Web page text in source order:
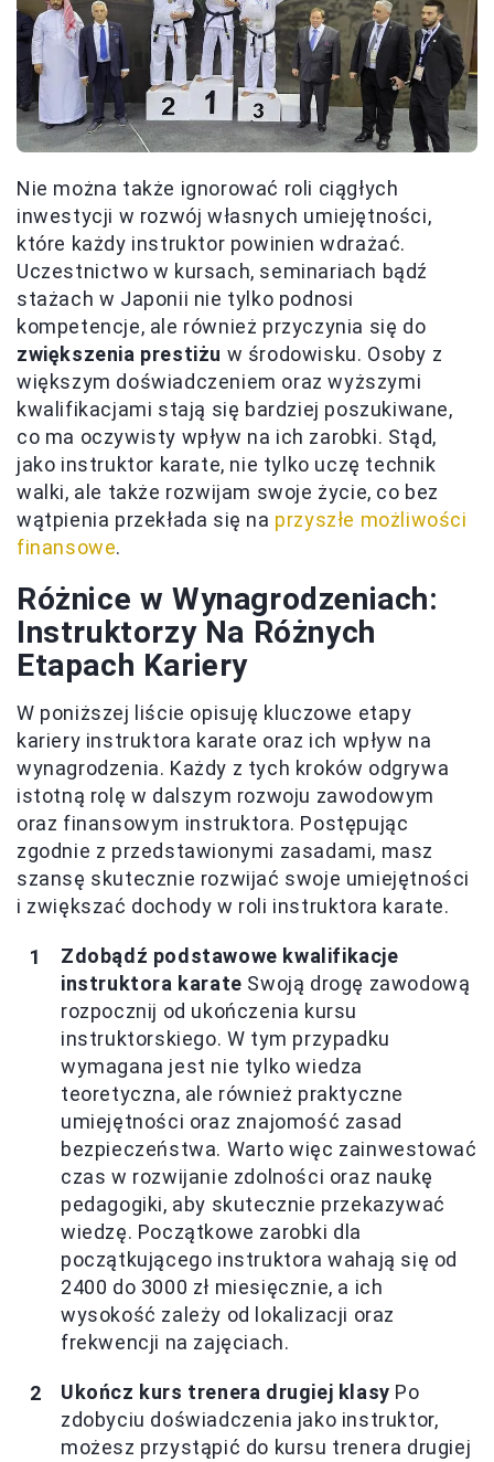
Nie można także ignorować roli ciągłych
inwestycji w rozwój własnych umiejętności,
które każdy instruktor powinien wdrażać.
Uczestnictwo w kursach, seminariach bądź
stażach w Japonii nie tylko podnosi
kompetencje, ale również przyczynia się do
zwiększenia prestiżu w środowisku. Osoby z
większym doświadczeniem oraz wyższymi
kwalifikacjami stają się bardziej poszukiwane,
co ma oczywisty wpływ na ich zarobki. Stąd,
jako instruktor karate, nie tylko uczę technik
walki, ale także rozwijam swoje życie, co bez
wątpienia przekłada się na przyszłe możliwości
finansowe.
Różnice w Wynagrodzeniach:
Instruktorzy Na Różnych
Etapach Kariery
W poniższej liście opisuję kluczowe etapy
kariery instruktora karate oraz ich wpływ na
wynagrodzenia. Każdy z tych kroków odgrywa
istotną rolę w dalszym rozwoju zawodowym
oraz finansowym instruktora. Postępując
zgodnie z przedstawionymi zasadami, masz
szansę skutecznie rozwijać swoje umiejętności
i zwiększać dochody w roli instruktora karate.
Zdobądź podstawowe kwalifikacje
instruktora karate Swoją drogę zawodową
rozpocznij od ukończenia kursu
instruktorskiego. W tym przypadku
wymagana jest nie tylko wiedza
teoretyczna, ale również praktyczne
umiejętności oraz znajomość zasad
bezpieczeństwa. Warto więc zainwestować
czas w rozwijanie zdolności oraz naukę
pedagogiki, aby skutecznie przekazywać
wiedzę. Początkowe zarobki dla
początkującego instruktora wahają się od
2400 do 3000 zł miesięcznie, a ich
wysokość zależy od lokalizacji oraz
frekwencji na zajęciach.
Ukończ kurs trenera drugiej klasy Po
zdobyciu doświadczenia jako instruktor,
możesz przystąpić do kursu trenera drugiej